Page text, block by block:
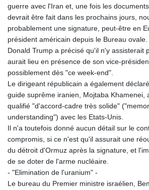
guerre avec l'Iran et, une fois les
devrait être fait dans les prochains jours,
probablement une signature, peut-être en
président américain depuis le Bureau ovale.
Donald Trump a précisé qu'il n'y assisterait
aurait lieu en présence de son vice-
possiblement dès "ce week-end".
Le dirigeant républicain a également
guide suprême iranien, Mojtaba Khamenei,
qualifié "d'accord-cadre très solide"
understanding") avec les Etats-Unis.
Il n'a toutefois donné aucun détail sur le
compromis, si ce n'est qu'il assurait une
du détroit d'Ormuz après la signature, et
de se doter de l'arme nucléaire.
- "Elimination de l'uranium" -
Le bureau du Premier ministre israélien,